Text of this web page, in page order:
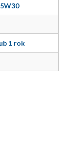
1 rok